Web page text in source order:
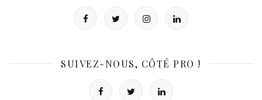
SUIVEZ-NOUS, CÔTÉ PRO !